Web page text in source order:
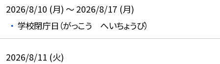
2026/8/10 (月) ～ 2026/8/17 (月)
学校閉庁日（がっこう へいちょうび）
2026/8/11 (火)